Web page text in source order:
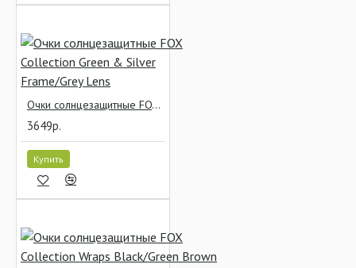
Очки солнцезащитные FOX Collection Green & Silver Frame/Grey Lens
3649р.
Купить